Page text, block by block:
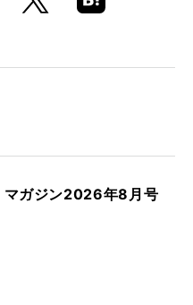
Boo
マガジン2026年8月号